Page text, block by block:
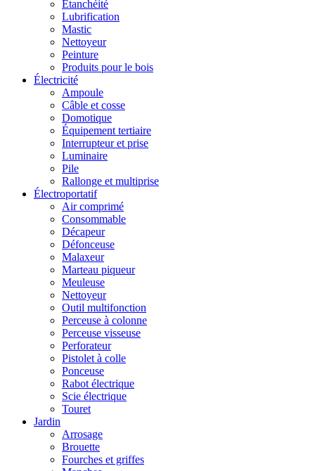
Étanchéité
Lubrification
Mastic
Nettoyeur
Peinture
Produits pour le bois
Électricité
Ampoule
Câble et cosse
Domotique
Équipement tertiaire
Interrupteur et prise
Luminaire
Pile
Rallonge et multiprise
Électroportatif
Air comprimé
Consommable
Décapeur
Défonceuse
Malaxeur
Marteau piqueur
Meuleuse
Nettoyeur
Outil multifonction
Perceuse à colonne
Perceuse visseuse
Perforateur
Pistolet à colle
Ponceuse
Rabot électrique
Scie électrique
Touret
Jardin
Arrosage
Brouette
Fourches et griffes